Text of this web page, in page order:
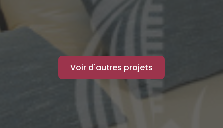
Voir d'autres projets